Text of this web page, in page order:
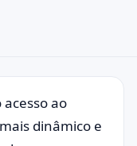
ao
dinâmico e